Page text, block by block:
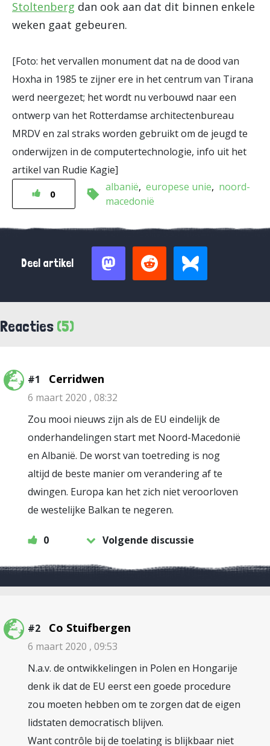
Stoltenberg dan ook aan dat dit binnen enkele
weken gaat gebeuren.
[Foto: het vervallen monument dat na de dood van
Hoxha in 1985 te zijner ere in het centrum van Tirana
werd neergezet; het wordt nu verbouwd naar een
ontwerp van het Rotterdamse architectenbureau
MRDV en zal straks worden gebruikt om de jeugd te
onderwijzen in de computertechnologie, info uit het
artikel van Rudie Kagie]
0
albanië europese unie
noord-
macedonië
Deel artikel
Reacties (5)
#1 Cerridwen
6 maart 2020 , 08:32
Zou mooi nieuws zijn als de EU eindelijk de
onderhandelingen start met Noord-Macedonië
en Albanië. De worst van toetreding is nog
altijd de beste manier om verandering af te
dwingen. Europa kan het zich niet veroorloven
de westelijke Balkan te negeren.
0 Volgende discussie
#2 Co Stuifbergen
6 maart 2020 , 09:53
N.a.v. de ontwikkelingen in Polen en Hongarije
denk ik dat de EU eerst een goede procedure
zou moeten hebben om te zorgen dat de eigen
lidstaten democratisch blijven.
Want contrôle bij de toelating is blijkbaar niet